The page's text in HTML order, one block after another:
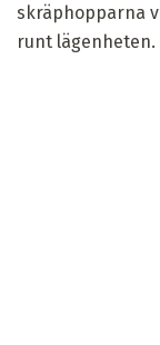
skräphopparna
runt lägenheten.